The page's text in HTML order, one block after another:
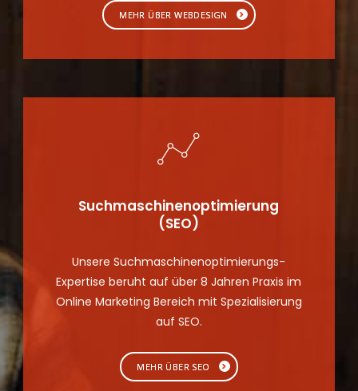
MEHR ÜBER WEBDESIGN
Suchmaschinen­optimierung
(SEO)
Unsere Suchmaschinen­optimierungs-
Expertise beruht auf über 8 Jahren Praxis im
Online Marketing Bereich mit Spezialisierung
auf SEO.
MEHR ÜBER SEO